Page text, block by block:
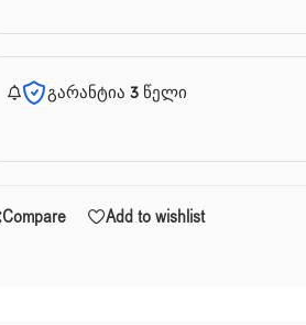
გარანტია 3 წელი
Compare Add to wishlist